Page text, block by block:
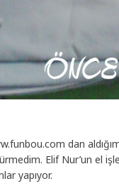
dan
Elif Nur’un el
yapıyor.